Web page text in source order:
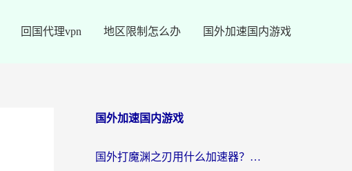
回国代理vpn 地区限制怎么办 国外加速国内游戏
国外加速国内游戏
国外打魔渊之刃用什么加速器？2026海外玩家国服游戏加速全攻略（附闪耀暖暖&复苏的魔女避坑指南）